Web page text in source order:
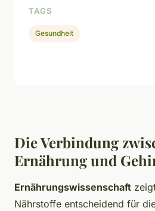
Die Verbindung
Ernährung und
Ernährungswissenschaft
Nährstoffe entscheidend für
TAGS
Gesundheit